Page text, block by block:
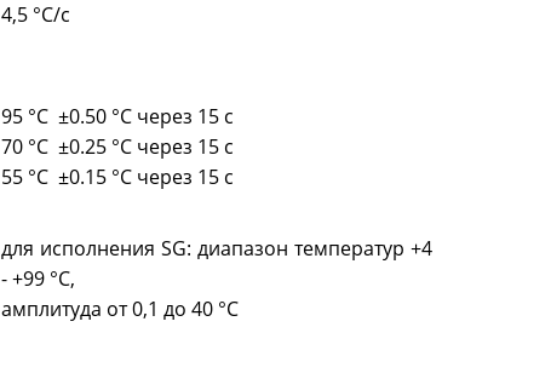
4,5 °C/с
95 °C ±0.50 °C через 15 с
70 °C ±0.25 °C через 15 с
55 °C ±0.15 °C через 15 с
для исполнения SG: диапазон температур +4
- +99 °С,
амплитуда от 0,1 до 40 °С